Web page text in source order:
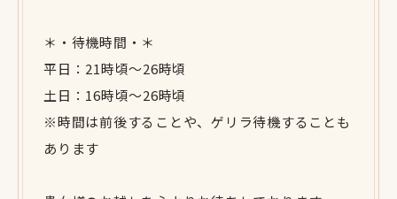
＊・待機時間・＊
平日：21時頃〜26時頃
土日：16時頃〜26時頃
※時間は前後することや、ゲリラ待機することも
あります